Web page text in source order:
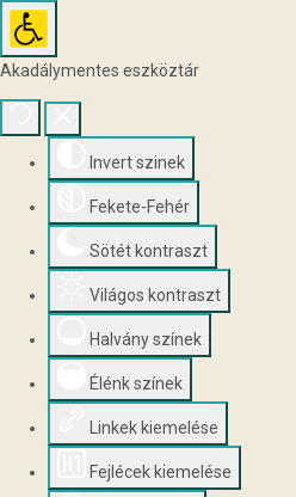
Akadálymentes eszköztár
Invert szinek
Fekete-Fehér
Sötét kontraszt
Világos kontraszt
Halvány színek
Élénk színek
Linkek kiemelése
Fejlécek kiemelése